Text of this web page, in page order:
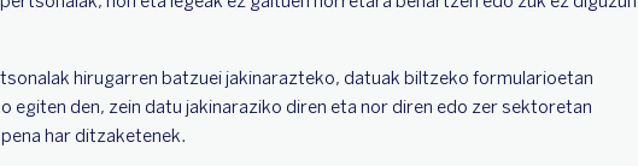
hirugarren batzuei jakinarazteko, datuak biltzeko formularioetan
den, zein datu jakinaraziko diren eta nor diren edo zer sektoretan
har ditzaketenek.